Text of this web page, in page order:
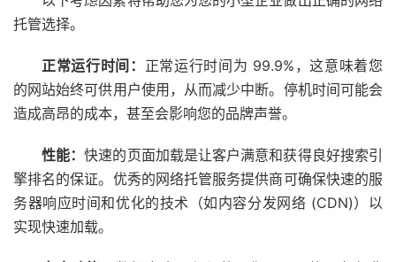
托管选择。
正常运行时间： 正常运行时间为 99.9%，这意味着您
的网站始终可供用户使用，从而减少中断。停机时间可能会
造成高昂的成本，甚至会影响您的品牌声誉。
性能：快速的页面加载是让客户满意和获得良好搜索引
擎排名的保证。优秀的网络托管服务提供商可确保快速的服
务器响应时间和优化的技术（如内容分发网络 (CDN)）以
实现快速加载。